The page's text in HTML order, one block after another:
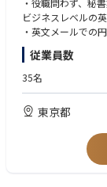
・役職問わず、秘
ビジネスレベルの
・英文メールでの
・ 英語での日常的
■歓迎要件
・海外メンバーや
・誠実に業務に向
・チームで働くこ
従業員数
35名
東京都